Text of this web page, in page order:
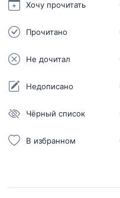
Хочу прочитать
Прочитано
Не дочитал
Недописано
Чёрный список
В избранном